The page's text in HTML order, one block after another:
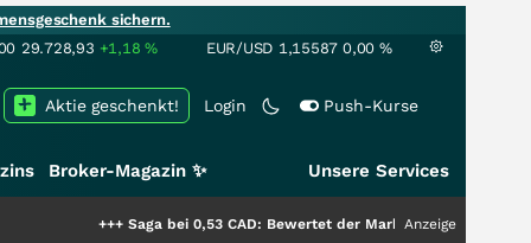
sichern.
29.728,93 +1,18% EUR/USD 1,15587 0,00 %
Login Push-Kurse
Aktie geschenkt!
Broker-Magazin ✨ Unsere Services
Saga bei 0,53 CAD: Bewertet der Markt noch immer nur die Hälfte
Anzeige